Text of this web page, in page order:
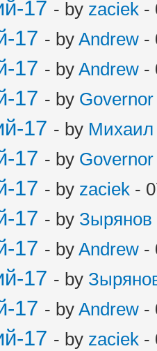
17 - by zaciek -
17 - by Andrew -
17 - by Andrew -
17 - by Governor
17 - by Михаил
17 - by Governor
17 - by zaciek -
17 - by Зырянов
17 - by Andrew -
17 - by
17 - by Andrew -
17 - by zaciek -